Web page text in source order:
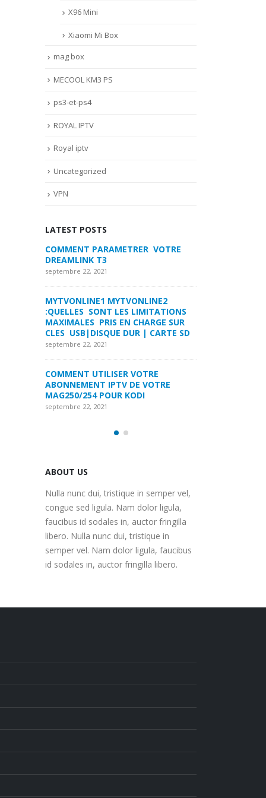
X96 Mini
Xiaomi Mi Box
mag box
MECOOL KM3 PS
ps3-et-ps4
ROYAL IPTV
Royal iptv
Uncategorized
VPN
LATEST POSTS
MYTVONLINE2 :CONFIGURATION ET
VERROUILLAGE DES FAVORIS AVEC
LA FORMULER Z8 ET Z ALPHA
COMMENT SUPPRIMER
L’HISTORIQUE DES LISTES DE
SURVEILLANCE VOD?
septembre 22, 2021
FREEBOX : CHANGER DE CANAL WIFI
POUR OPTIMISER VOTRE
CONNECTION INTERNET
septembre 22, 2021
ABOUT US
Nulla nunc dui, tristique in semper vel,
congue sed ligula. Nam dolor ligula,
faucibus id sodales in, auctor fringilla
libero. Nulla nunc dui, tristique in
semper vel. Nam dolor ligula, faucibus
id sodales in, auctor fringilla libero.